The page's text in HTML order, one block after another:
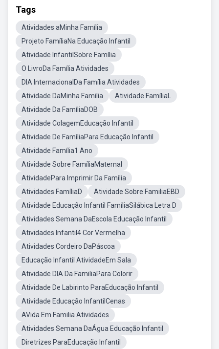
Tags
Atividades aMinha Família
Projeto FamíliaNa Educação Infantil
Atividade InfantilSobre Família
O LivroDa Família Atividades
DIA InternacionalDa Família Atividades
Atividade DaMinha Familia
Atividade FamíliaL
Atividade Da FamíliaDOB
Atividade ColagemEducação Infantil
Atividade De FamíliaPara Educação Infantil
Atividade Família1 Ano
Atividade Sobre FamíliaMaternal
AtividadePara Imprimir Da Família
Atividades FamíliaD
Atividade Sobre FamiliaEBD
Atividade Educação Infantil FamíliaSilábica Letra D
Atividades Semana DaEscola Educação Infantil
Atividades Infantil4 Cor Vermelha
Atividades Cordeiro DaPáscoa
Educação Infantil AtividadeEm Sala
Atividade DIA Da FamiliaPara Colorir
Atividade De Labirinto ParaEducação Infantil
Atividade Educação InfantilCenas
AVida Em Familia Atividades
Atividades Semana DaÁgua Educação Infantil
Diretrizes ParaEducação Infantil